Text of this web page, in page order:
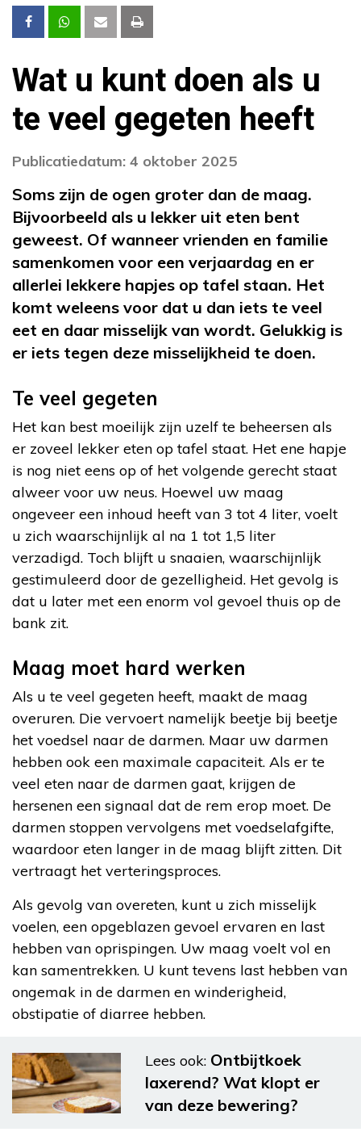
Wat u kunt doen als u
te veel gegeten heeft
Publicatiedatum: 4 oktober 2025
Soms zijn de ogen groter dan de maag.
Bijvoorbeeld als u lekker uit eten bent
geweest. Of wanneer vrienden en familie
samenkomen voor een verjaardag en er
allerlei lekkere hapjes op tafel staan. Het
komt weleens voor dat u dan iets te veel
eet en daar misselijk van wordt. Gelukkig is
er iets tegen deze misselijkheid te doen.
Te veel gegeten
Het kan best moeilijk zijn uzelf te beheersen als
er zoveel lekker eten op tafel staat. Het ene hapje
is nog niet eens op of het volgende gerecht staat
alweer voor uw neus. Hoewel uw maag
ongeveer een inhoud heeft van 3 tot 4 liter, voelt
u zich waarschijnlijk al na 1 tot 1,5 liter
verzadigd. Toch blijft u snaaien, waarschijnlijk
gestimuleerd door de gezelligheid. Het gevolg is
dat u later met een enorm vol gevoel thuis op de
bank zit.
Maag moet hard werken
Als u te veel gegeten heeft, maakt de maag
overuren. Die vervoert namelijk beetje bij beetje
het voedsel naar de darmen. Maar uw darmen
hebben ook een maximale capaciteit. Als er te
veel eten naar de darmen gaat, krijgen de
hersenen een signaal dat de rem erop moet. De
darmen stoppen vervolgens met voedselafgifte,
waardoor eten langer in de maag blijft zitten. Dit
vertraagt het verteringsproces.
Als gevolg van overeten, kunt u zich misselijk
voelen, een opgeblazen gevoel ervaren en last
hebben van oprispingen. Uw maag voelt vol en
kan samentrekken. U kunt tevens last hebben van
ongemak in de darmen en winderigheid,
obstipatie of diarree hebben.
Lees ook: Ontbijtkoek
laxerend? Wat klopt er
van deze bewering?